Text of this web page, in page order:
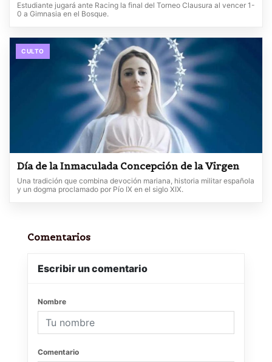
Estudiante jugará ante Racing la final del Torneo Clausura al vencer 1-
0 a Gimnasia en el Bosque.
CULTO
Día de la Inmaculada Concepción de la Virgen
Una tradición que combina devoción mariana, historia militar española
y un dogma proclamado por Pío IX en el siglo XIX.
Comentarios
Escribir un comentario
Nombre
Comentario